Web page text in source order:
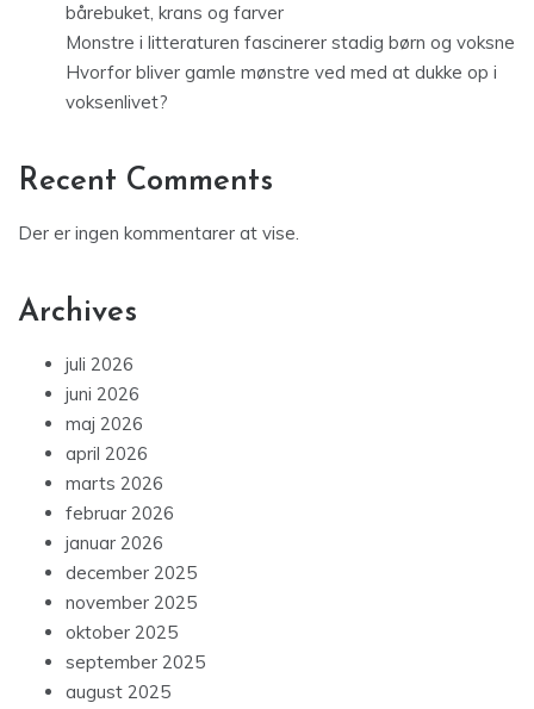
bårebuket, krans og farver
Monstre i litteraturen fascinerer stadig børn og voksne
Hvorfor bliver gamle mønstre ved med at dukke op i
voksenlivet?
Recent Comments
Der er ingen kommentarer at vise.
Archives
juli 2026
juni 2026
maj 2026
april 2026
marts 2026
februar 2026
januar 2026
december 2025
november 2025
oktober 2025
september 2025
august 2025